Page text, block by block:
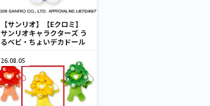
【サンリオ】【Eクロミ】
サンリオキャラクターズ う
るベビ・ちょいデカドール
26.08.05